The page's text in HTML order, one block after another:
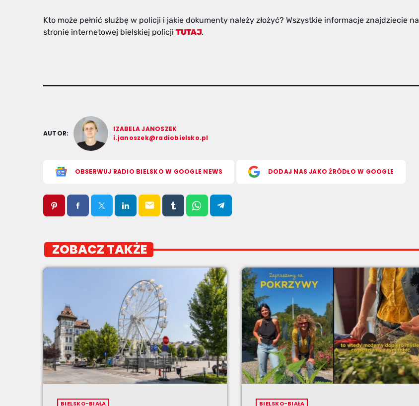
Kto może pełnić służbę w policji i jakie dokumenty należy złożyć? Wszystkie informacje znajdziecie na
stronie internetowej bielskiej policji TUTAJ.
AUTOR:
IZABELA JANOSZEK
i.janoszek@radiobielsko.pl
OBSERWUJ RADIO BIELSKO W GOOGLE NEWS DODAJ NAS JAKO ŹRÓDŁO W GOOGLE
email
ZOBACZ TAKŻE
BIELSKO-BIAŁA BIELSKO-BIAŁA